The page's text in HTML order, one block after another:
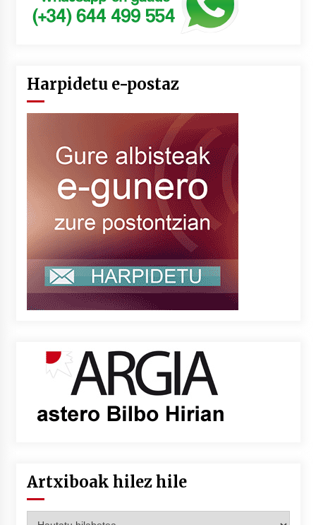
Harpidetu e-postaz
Artxiboak hilez hile